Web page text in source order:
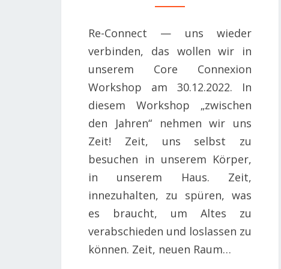
Re-Connect — uns wieder
verbinden, das wollen wir in
unserem Core Connexion
Workshop am 30.12.2022. In
diesem Workshop „zwischen
den Jahren“ nehmen wir uns
Zeit! Zeit, uns selbst zu
besuchen in unserem Körper,
in unserem Haus. Zeit,
innezuhalten, zu spüren, was
es braucht, um Altes zu
verabschieden und loslassen zu
können. Zeit, neuen Raum…